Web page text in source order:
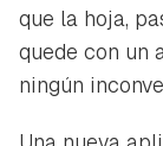
que la hoja,
quede con un
ningún